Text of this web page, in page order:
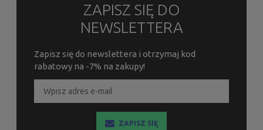
ZAPISZ SIĘ DO
NEWSLETTERA
Zapisz się do newslettera i otrzymaj kod
rabatowy na -7% na zakupy!
ZAPISZ SIĘ